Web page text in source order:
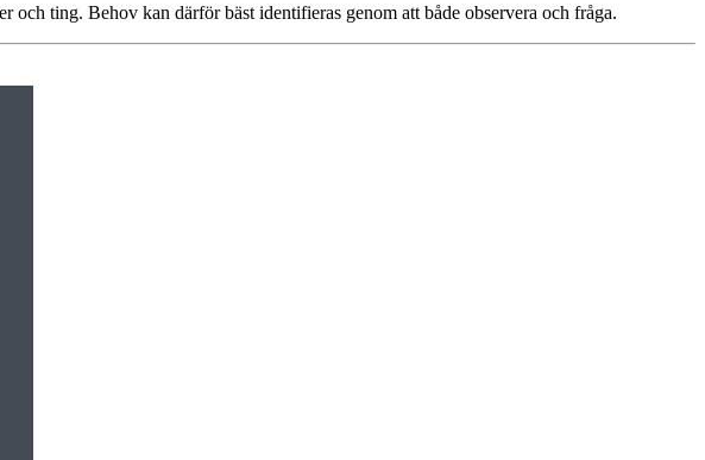
och ting. Behov kan därför bäst identifieras genom att både observera och fråga.